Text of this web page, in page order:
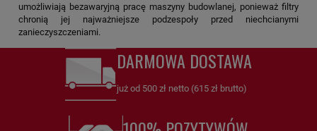
umożliwiają bezawaryjną pracę maszyny budowlanej, ponieważ filtry
chronią jej najważniejsze podzespoły przed niechcianymi
zanieczyszczeniami.
DARMOWA DOSTAWA
już od 500 zł netto (615 zł brutto)